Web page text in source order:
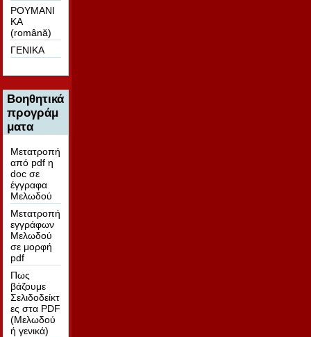
ΡΟΥΜΑΝΙ
ΚΑ
(română)
ΓΕΝΙΚΑ
Βοηθητικά
προγράμ
ματα
Μετατροπή
από pdf η
doc σε
έγγραφα
Μελωδού
Μετατροπή
εγγράφων
Μελωδού
σε μορφή
pdf
Πως
βάζουμε
Σελιδοδείκτ
ες στα PDF
(Μελωδού
ή γενικά)